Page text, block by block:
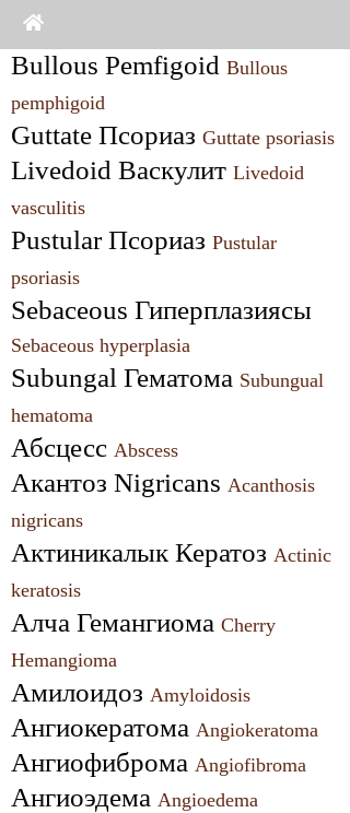
Bullous Pemfigoid Bullous
pemphigoid
Guttate Псориаз Guttate psoriasis
Livedoid Васкулит Livedoid
vasculitis
Pustular Псориаз Pustular
psoriasis
Sebaceous hyperplasia
Subungal Гематома Subungual
hematoma
Абсцесс Abscess
Акантоз Nigricans Acanthosis
nigricans
Актиникалык Кератоз Actinic
keratosis
Алча Гемангиома Cherry
Hemangioma
Амилоидоз Amyloidosis
Ангиокератома Angiokeratoma
Ангиофиброма Angiofibroma
Ангиоэдема Angioedema